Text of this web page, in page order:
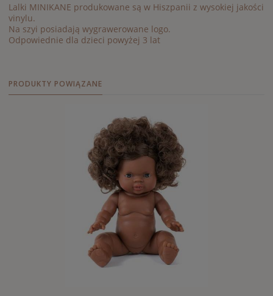
Lalki MINIKANE produkowane są w Hiszpanii z wysokiej jakości
vinylu.
Na szyi posiadają wygrawerowane logo.
Odpowiednie dla dzieci powyżej 3 lat
PRODUKTY POWIĄZANE